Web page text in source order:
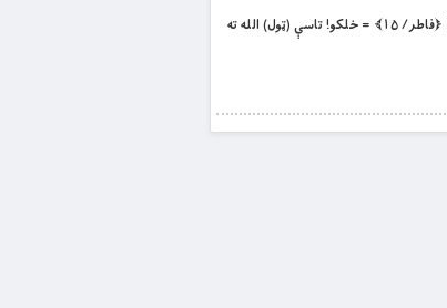
بِسْمِ اللَّهِ الرَّحْمَنِ الرَّحِيمِ د لوراند او لورین الله په نامه يَا أَيُّهَا النَّاسُ أَنْتُمُ الْفُقَرَاءُ إِلَى اللَّهِ وَاللَّهُ هُوَ الْغَنِيُّ الْحَمِيدُ ﴿فاطر/ ۱۵﴾ = خلكو! تاسې (ټول) الله ته